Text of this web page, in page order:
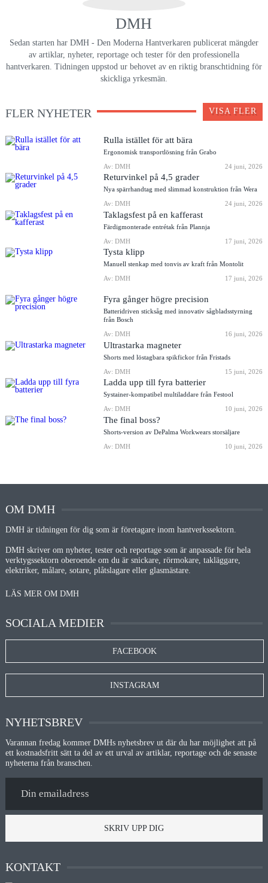
DMH
Sedan starten har DMH - Den Moderna Hantverkaren publicerat mängder
av artiklar, nyheter, reportage och tester för den professionella
hantverkaren. Tidningen uppstod ur behovet av en riktig branschtidning för
skickliga yrkesmän.
FLER NYHETER VISA FLER
Rulla istället för att bära
Ergonomisk transportlösning från Grabo
Av: DMH
24 juni, 2026
Returvinkel på 4,5 grader
Nya spärrhandtag med slimmad konstruktion från Wera
Av: DMH
24 juni, 2026
Taklagsfest på en kafferast
Färdigmonterade entrétak från Plannja
Av: DMH
17 juni, 2026
Tysta klipp
Manuell stenkap med tonvis av kraft från Montolit
Av: DMH
17 juni, 2026
Fyra gånger högre precision
Batteridriven sticksåg med innovativ sågbladsstyrning
från Bosch
Av: DMH
16 juni, 2026
Ultrastarka magneter
Shorts med löstagbara spikfickor från Fristads
Av: DMH
15 juni, 2026
Ladda upp till fyra batterier
Systainer-kompatibel multiladdare från Festool
Av: DMH
10 juni, 2026
The final boss?
Shorts-version av DePalma Workwears storsäljare
Av: DMH
10 juni, 2026
OM DMH
DMH är tidningen för dig som är företagare inom hantverkssektorn.
DMH skriver om nyheter, tester och reportage som är anpassade för hela
verktygssektorn oberoende om du är snickare, rörmokare, takläggare,
elektriker, målare, sotare, plåtslagare eller glasmästare.
LÄS MER OM DMH
SOCIALA MEDIER
FACEBOOK
INSTAGRAM
NYHETSBREV
Varannan fredag kommer DMHs nyhetsbrev ut där du har möjlighet att på
ett kostnadsfritt sätt ta del av ett urval av artiklar, reportage och de senaste
nyheterna från branschen.
SKRIV UPP DIG
KONTAKT